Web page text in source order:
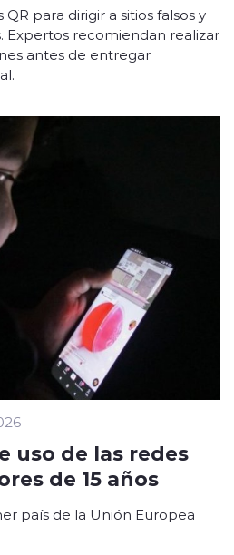
para dirigir a sitios falsos y
Expertos recomiendan realizar
antes de entregar
uso de las redes
de 15 años
país de la Unión Europea